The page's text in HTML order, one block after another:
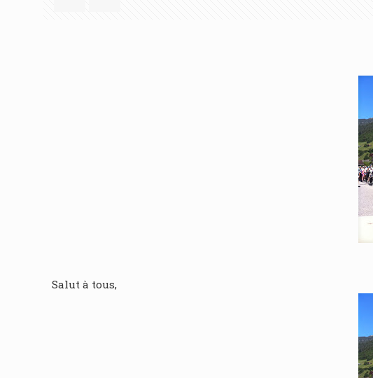
Salut à tous,